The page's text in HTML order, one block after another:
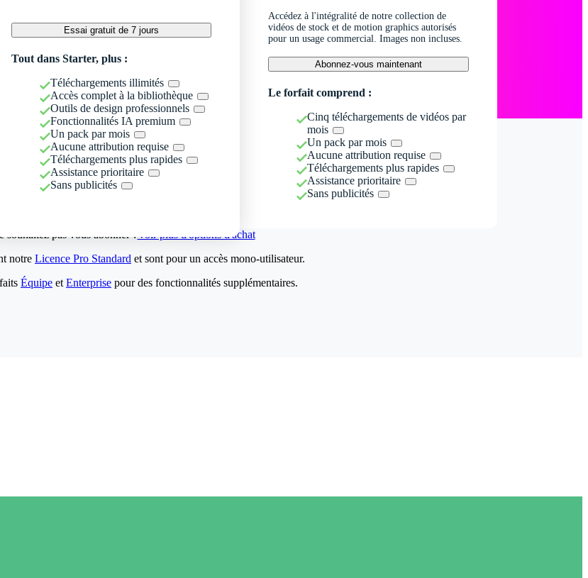
Essai gratuit de 7 jours
Tout dans Starter, plus :
Téléchargements illimités
Accès complet à la bibliothèque
Outils de design professionnels
Fonctionnalités IA premium
Un pack par mois
Aucune attribution requise
Téléchargements plus rapides
Assistance prioritaire
Sans publicités
Accédez à l'intégralité de notre collection de
vidéos de stock et de motion graphics autorisés
pour un usage commercial. Images non incluses.
Abonnez-vous maintenant
Le forfait comprend :
Cinq téléchargements de vidéos par
mois
Un pack par mois
Aucune attribution requise
Téléchargements plus rapides
Assistance prioritaire
Sans publicités
souhaitez pas vous abonner ?Voir plus d'options d'achat
notre Licence Pro Standard et sont pour un accès mono-utilisateur.
Équipe et Enterprise pour des fonctionnalités supplémentaires.